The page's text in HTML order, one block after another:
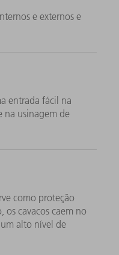
e externos e
entrada fácil na
na usinagem de
como proteção
os cavacos caem no
alto nível de